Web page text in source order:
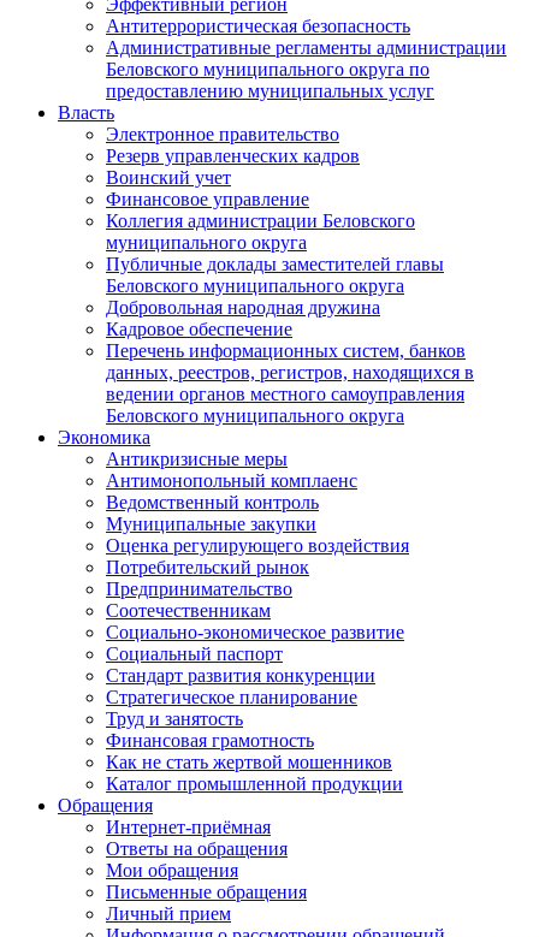
Эффективный регион
Антитеррористическая безопасность
Административные регламенты администрации
Беловского муниципального округа по
предоставлению муниципальных услуг
Власть
Электронное правительство
Резерв управленческих кадров
Воинский учет
Финансовое управление
Коллегия администрации Беловского
муниципального округа
Публичные доклады заместителей главы
Беловского муниципального округа
Добровольная народная дружина
Кадровое обеспечение
Перечень информационных систем, банков
данных, реестров, регистров, находящихся в
ведении органов местного самоуправления
Беловского муниципального округа
Экономика
Антикризисные меры
Антимонопольный комплаенс
Ведомственный контроль
Муниципальные закупки
Оценка регулирующего воздействия
Потребительский рынок
Предпринимательство
Соотечественникам
Социально-экономическое развитие
Социальный паспорт
Стандарт развития конкуренции
Стратегическое планирование
Труд и занятость
Финансовая грамотность
Как не стать жертвой мошенников
Каталог промышленной продукции
Обращения
Интернет-приёмная
Ответы на обращения
Мои обращения
Письменные обращения
Личный прием